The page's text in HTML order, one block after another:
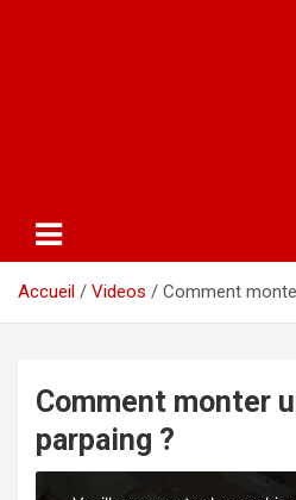
Accueil Videos Comment
Comment monter
parpaing ?